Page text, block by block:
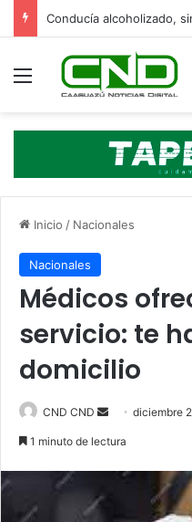
Menú
Inicio / Nacionales
Nacionales
Médicos
servicio: te
domicilio
CND CND
Senddiciembre
1 minuto de lectura